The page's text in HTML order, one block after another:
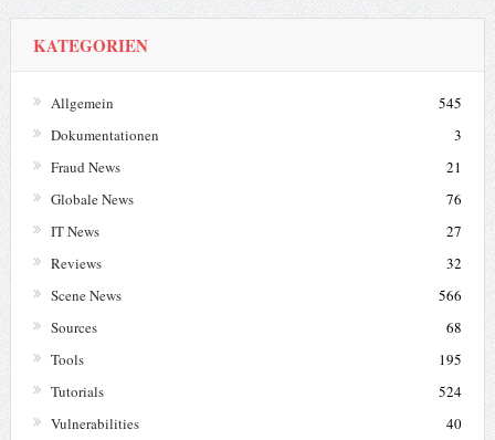
KATEGORIEN
Allgemein
545
Dokumentationen
3
Fraud News
21
Globale News
76
IT News
27
Reviews
32
Scene News
566
Sources
68
Tools
195
Tutorials
524
Vulnerabilities
40